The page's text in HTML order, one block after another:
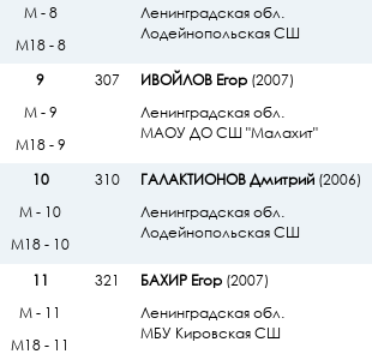
Ленинградская обл.
Лодейнопольская СШ
М - 8
М18 - 8
9
307 ИВОЙЛОВ Егор(2007)
Ленинградская обл.
МАОУ ДО СШ "Малахит"
М - 9
М18 - 9
10
310 ГАЛАКТИОНОВ Дмитрий(2006)
Ленинградская обл.
Лодейнопольская СШ
М - 10
М18 - 10
11
321 БАХИР Егор(2007)
Ленинградская обл.
МБУ Кировская СШ
М - 11
М18 - 11